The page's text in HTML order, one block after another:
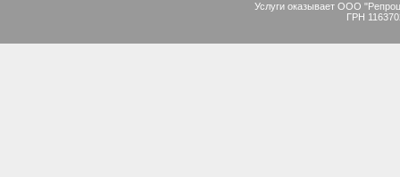
Услуги оказывает ООО
ГРН